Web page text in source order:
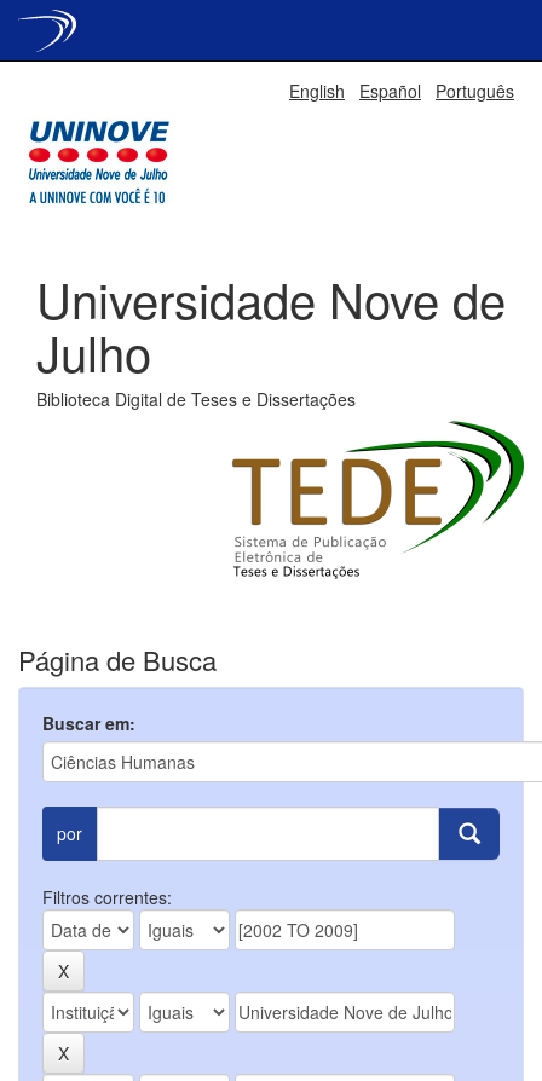
English Español Português
Universidade Nove de
Julho
Biblioteca Digital de Teses e Dissertações
Página de Busca
Buscar em:
por
Filtros correntes: